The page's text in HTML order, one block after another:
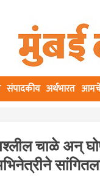
संपादकीय अर्थभारत
चाळे अन्